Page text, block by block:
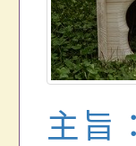
主旨